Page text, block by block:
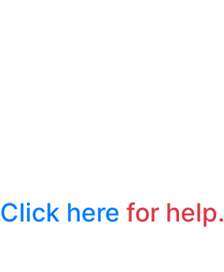
Click here for help.